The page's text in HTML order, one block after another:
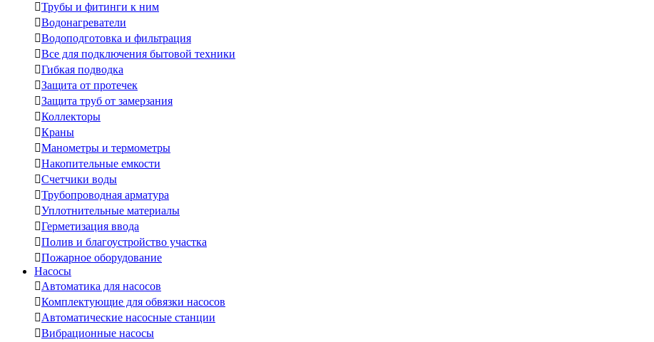
Трубы и фитинги к ним
Водонагреватели
Водоподготовка и фильтрация
Все для подключения бытовой техники
Гибкая подводка
Защита от протечек
Защита труб от замерзания
Коллекторы
Краны
Манометры и термометры
Накопительные емкости
Счетчики воды
Трубопроводная арматура
Уплотнительные материалы
Герметизация ввода
Полив и благоустройство участка
Пожарное оборудование
Насосы
Автоматика для насосов
Комплектующие для обвязки насосов
Автоматические насосные станции
Вибрационные насосы